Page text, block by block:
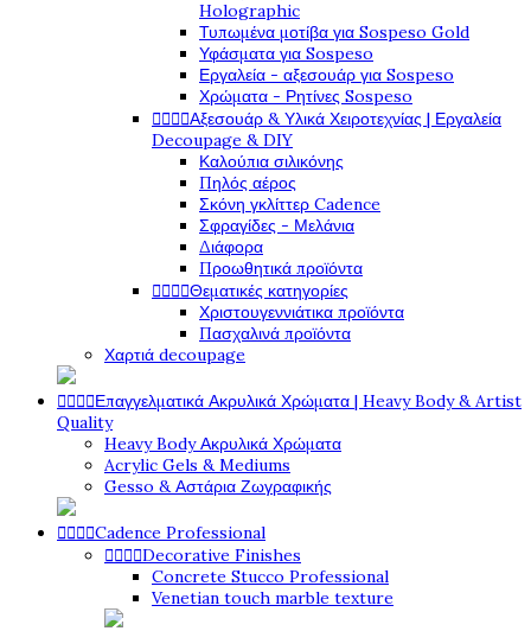
Holographic
Τυπωμένα μοτίβα για Sospeso Gold
Υφάσματα για Sospeso
Εργαλεία - αξεσουάρ για Sospeso
Χρώματα - Ρητίνες Sospeso
Αξεσουάρ & Υλικά Χειροτεχνίας | Εργαλεία
Decoupage & DIY
Καλούπια σιλικόνης
Πηλός αέρος
Σκόνη γκλίττερ Cadence
Σφραγίδες - Μελάνια
Διάφορα
Προωθητικά προϊόντα
Θεματικές κατηγορίες
Χριστουγεννιάτικα προϊόντα
Πασχαλινά προϊόντα
Χαρτιά decoupage
Επαγγελματικά Ακρυλικά Χρώματα | Heavy Body & Artist
Quality
Heavy Body Ακρυλικά Χρώματα
Acrylic Gels & Mediums
Gesso & Αστάρια Ζωγραφικής
Cadence Professional
Decorative Finishes
Concrete Stucco Professional
Venetian touch marble texture